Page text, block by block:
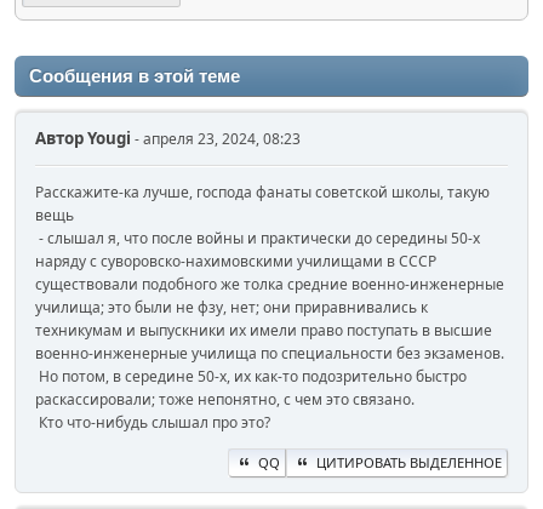
Сообщения в этой теме
АвторYougi - апреля 23, 2024, 08:23
Расскажите-ка лучше, господа фанаты советской школы, такую
вещь
- слышал я, что после войны и практически до середины 50-х
наряду с суворовско-нахимовскими училищами в СССР
существовали подобного же толка средние военно-инженерные
училища; это были не фзу, нет; они приравнивались к
техникумам и выпускники их имели право поступать в высшие
военно-инженерные училища по специальности без экзаменов.
Но потом, в середине 50-х, их как-то подозрительно быстро
раскассировали; тоже непонятно, с чем это связано.
Кто что-нибудь слышал про это?
QQ ЦИТИРОВАТЬ ВЫДЕЛЕННОЕ